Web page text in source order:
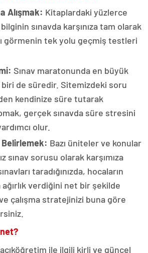
Alışmak: Kitaplardaki yüzlerce
sınavda karşınıza tam olarak
görmenin tek yolu geçmiş testleri
Sınav maratonunda en büyük
de süredir. Sitemizdeki soru
kendinize süre tutarak
gerçek sınavda süre stresini
olur.
Belirlemek: Bazı üniteler ve konular
sınav sorusu olarak karşımıza
taradığınızda, hocaların
verdiğini net bir şekilde
çalışma stratejinizi buna göre
ile ilgili kirli ve güncel